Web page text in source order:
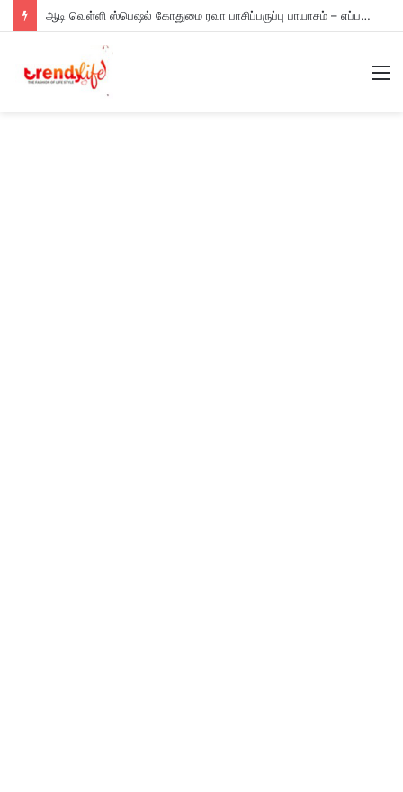
ஆடி வெள்ளி ஸ்பெஷல் கோதுமை ரவா பாசிப்பருப்பு பாயாசம் – எப்படி செய்யணும் தெரியுமா?